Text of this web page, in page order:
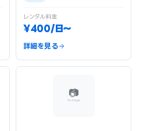
レンタル料金
¥400/日〜
詳細を見る